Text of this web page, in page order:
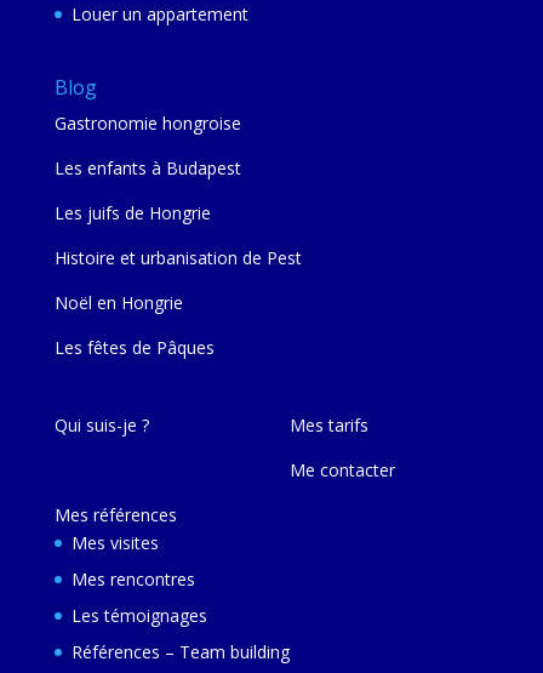
Louer un appartement
Blog
Gastronomie hongroise
Les enfants à Budapest
Les juifs de Hongrie
Histoire et urbanisation de Pest
Noël en Hongrie
Les fêtes de Pâques
Qui suis-je ?
Mes références
Mes visites
Mes rencontres
Les témoignages
Références – Team building
Mes tarifs
Me contacter